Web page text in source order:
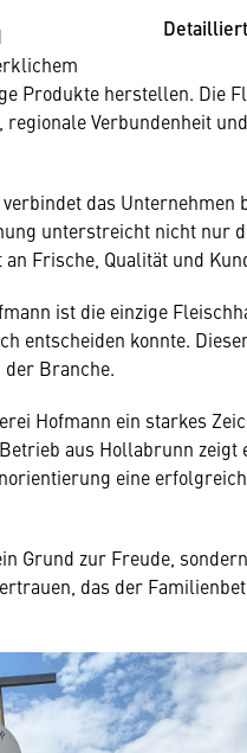
Produkte herstellen. Die
Verbundenheit
das Unternehmen
unterstreicht nicht nur
Frische, Qualität und
ist die einzige
entscheiden konnte.
der Branche.
Hofmann ein starkes
aus Hollabrunn zeigt
eine
Grund zur Freude,
das der